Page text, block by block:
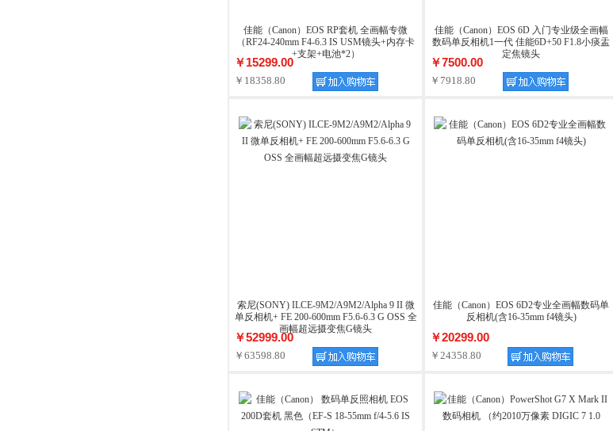
佳能（Canon）EOS RP套机 全画幅专微
（RF24-240mm F4-6.3 IS USM镜头+内存卡
+支架+电池*2）
￥15299.00
￥18358.80
佳能（Canon）EOS 6D 入门专业级全画幅
数码单反相机1一代 佳能6D+50 F1.8小痰盂
定焦镜头
￥7500.00
￥7918.80
索尼(SONY) ILCE-9M2/A9M2/Alpha 9 II 微
单反相机+ FE 200-600mm F5.6-6.3 G OSS 全
画幅超远摄变焦G镜头
￥52999.00
￥63598.80
佳能（Canon）EOS 6D2专业全画幅数码单
反相机(含16-35mm f4镜头)
￥20299.00
￥24358.80